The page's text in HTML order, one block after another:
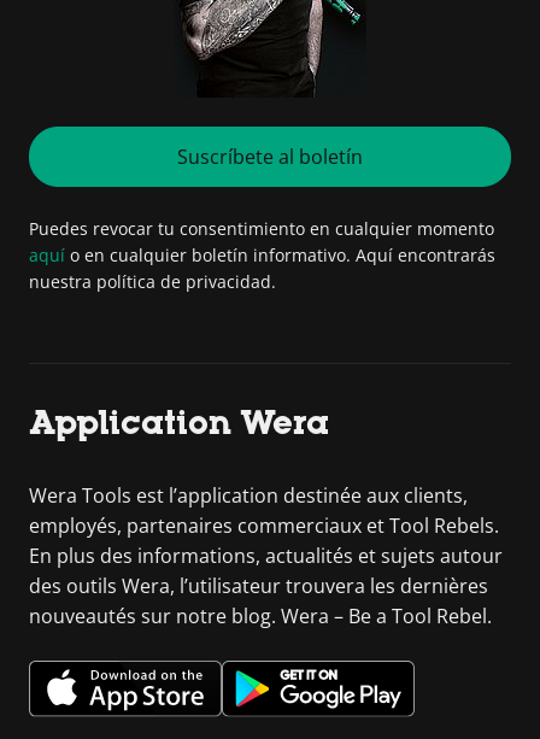
Suscríbete al boletín
Puedes revocar tu consentimiento en cualquier momento
aquí o en cualquier boletín informativo. Aquí encontrarás
nuestra política de privacidad.
Application Wera
Wera Tools est l’application destinée aux clients,
employés, partenaires commerciaux et Tool Rebels.
En plus des informations, actualités et sujets autour
des outils Wera, l’utilisateur trouvera les dernières
nouveautés sur notre blog. Wera – Be a Tool Rebel.